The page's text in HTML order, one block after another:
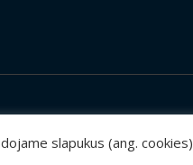
slapukus (ang. cookies)